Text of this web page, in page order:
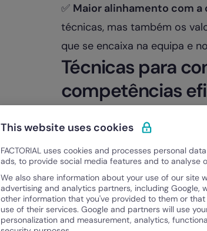
✅ Maior alinhamento com
técnicas, mas também os
que se encaixa na equipa e
Técnicas para
competências
1. Prepare um guião
Antes de iniciar a entrevista,
✅As competências
✅As perguntas baseadas no
Situação (S): Qual era o
Tarefa (T): Qual era o
Ação (A): Que ações foram
This website uses cookies
FACTORIAL uses cookies and processes personal
ads, to provide social media features and to analyse
We also share information about your use of our site
advertising and analytics partners, including Google,
other information that you've provided to them or
use of their services. Google and partners will use
personalization and measurement, analytics,